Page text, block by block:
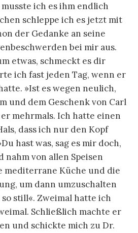
ich es ihm endlich
schleppe ich es jetzt mit
der Gedanke an seine
bei mir aus.
etwas, schmeckt es dir
ich fast jeden Tag, wenn er
»Ist es wegen neulich,
und dem Geschenk von Carl
mehrmals. Ich hatte einen
dass ich nur den Kopf
hast was, sag es mir doch,
von allen Speisen
mediterrane Küche und die
um dann umzuschalten
still«. Zweimal hatte ich
Schließlich machte er
und schickte mich zu Dr.